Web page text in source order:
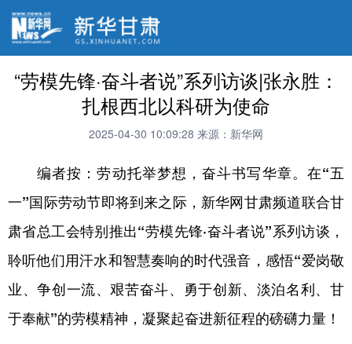
“劳模先锋·奋斗者说”系列访谈|张永胜：
扎根西北以科研为使命
2025-04-30 10:09:28 来源：新华网
编者按：劳动托举梦想，奋斗书写华章。在“五
一”国际劳动节即将到来之际，新华网甘肃频道联合甘
肃省总工会特别推出“劳模先锋·奋斗者说”系列访谈，
聆听他们用汗水和智慧奏响的时代强音，感悟“爱岗敬
业、争创一流、艰苦奋斗、勇于创新、淡泊名利、甘
于奉献”的劳模精神，凝聚起奋进新征程的磅礴力量！